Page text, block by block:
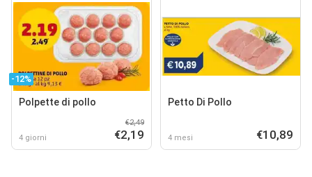
-12%
Polpette di pollo
4 giorni
€2,49
€2,19
Petto Di Pollo
4 mesi €10,89